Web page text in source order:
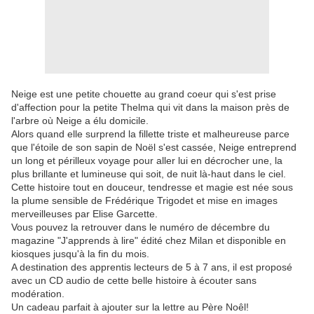
Neige est une petite chouette au grand coeur qui s'est prise
d'affection pour la petite Thelma qui vit dans la maison près de
l'arbre où Neige a élu domicile.
Alors quand elle surprend la fillette triste et malheureuse parce
que l'étoile de son sapin de Noël s'est cassée, Neige entreprend
un long et périlleux voyage pour aller lui en décrocher une, la
plus brillante et lumineuse qui soit, de nuit là-haut dans le ciel.
Cette histoire tout en douceur, tendresse et magie est née sous
la plume sensible de Frédérique Trigodet et mise en images
merveilleuses par Elise Garcette.
Vous pouvez la retrouver dans le numéro de décembre du
magazine "J'apprends à lire" édité chez Milan et disponible en
kiosques jusqu'à la fin du mois.
A destination des apprentis lecteurs de 5 à 7 ans, il est proposé
avec un CD audio de cette belle histoire à écouter sans
modération.
Un cadeau parfait à ajouter sur la lettre au Père Noêl!